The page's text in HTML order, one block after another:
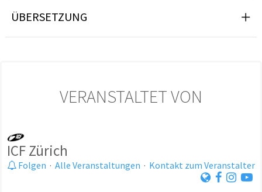
ÜBERSETZUNG
VERANSTALTET VON
ICF Zürich
Folgen · Alle Veranstaltungen · Kontakt zum Veranstalter